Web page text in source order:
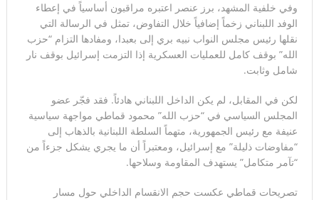
وفي خلفية المشهد، برز عنصر اعتبره مراقبون أساسياً في إعطاء
الوفد اللبناني زخماً إضافياً خلال التفاوض، تمثل في الرسالة التي
نقلها رئيس مجلس النواب نبيه بري إلى بعبدا، ومفادها التزام “حزب
الله” بوقف كامل للعمليات العسكرية إذا التزمت إسرائيل بوقف نار
شامل وثابت.
لكن في المقابل، لم يكن الداخل اللبناني هادئاً. فقد فجّر عضو
المجلس السياسي في “حزب الله” محمود قماطي مواجهة سياسية
عنيفة مع رئيس الجمهورية، متهماً السلطة اللبنانية بالذهاب إلى
“مفاوضات ذليلة” مع إسرائيل، ومعتبراً أن ما يجري يشكل جزءاً من
“تآمر متكامل” يستهدف المقاومة وسلاحها.
تصريحات قماطي عكست حجم الانقسام الداخلي حول مسار